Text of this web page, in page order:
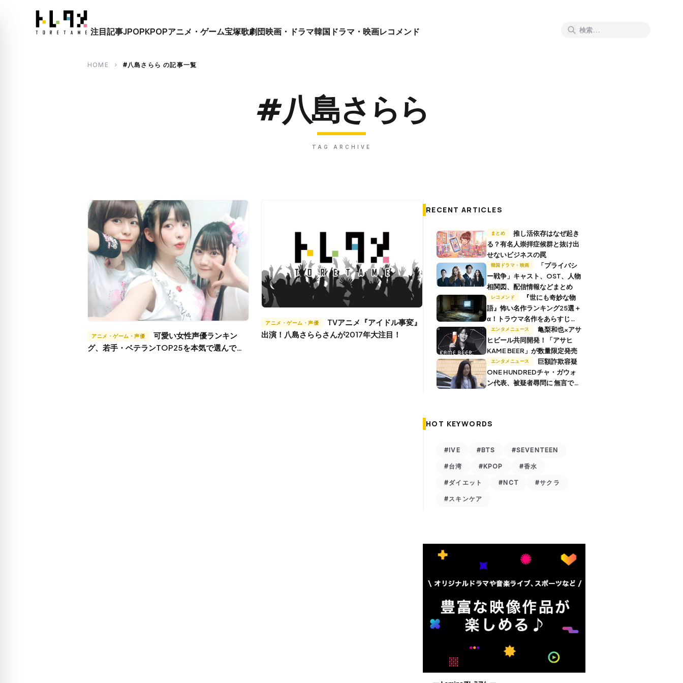
close
注目記事JPOPKPOPアニメ・ゲーム宝塚歌劇団映画・ドラマ韓国ドラマ・映画レコメンド
HOME chevron_right #八島さらら の記事一覧
#八島さらら
TAG ARCHIVE
アニメ・ゲーム・声優
グ、若手・ベテランTOP25を本気で選んでみ
アニメ・ゲーム・声優
出演！八島さららさんが2017年大注目！
RECENT ARTICLES
まとめ
推し活依存はなぜ起き
る？有名人崇拝症候群と抜け出
せないビジネスの罠
韓国ドラマ・映画
ー戦争」キャスト、OST、人物
相関図、配信情報などまとめ
レコメンド
語』怖い名作ランキング25選＋
α！トラウマ名作をあらすじ付
きで解説
エンタメニュース
ヒビール共同開発！「アサヒ
KAME BEER」が数量限定発売
エンタメニュース
ONE HUNDREDチャ・ガウォ
ン代表、被疑者尋問に 無言で退
HOT KEYWORDS
#IVE #BTS #SEVENTEEN
#台湾 #KPOP #香水
#ダイエット #NCT #サクラ
#スキンケア